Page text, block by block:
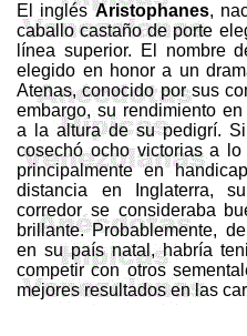
El inglésAristophanes,
caballo castaño de porte
línea superior. El nombre
elegido en honor a un
Atenas, conocido por sus
embargo, su rendimiento
a la altura de su pedigrí.
cosechó ocho victorias a
principalmente en
distancia en Inglaterra,
corredor se consideraba
brillante. Probablemente,
en su país natal, habría
competir con otros
mejores resultados en las